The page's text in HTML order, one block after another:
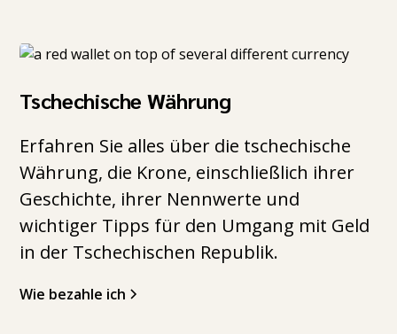
Tschechische Währung
Erfahren Sie alles über die tschechische
Währung, die Krone, einschließlich ihrer
Geschichte, ihrer Nennwerte und
wichtiger Tipps für den Umgang mit Geld
in der Tschechischen Republik.
Wie bezahle ich